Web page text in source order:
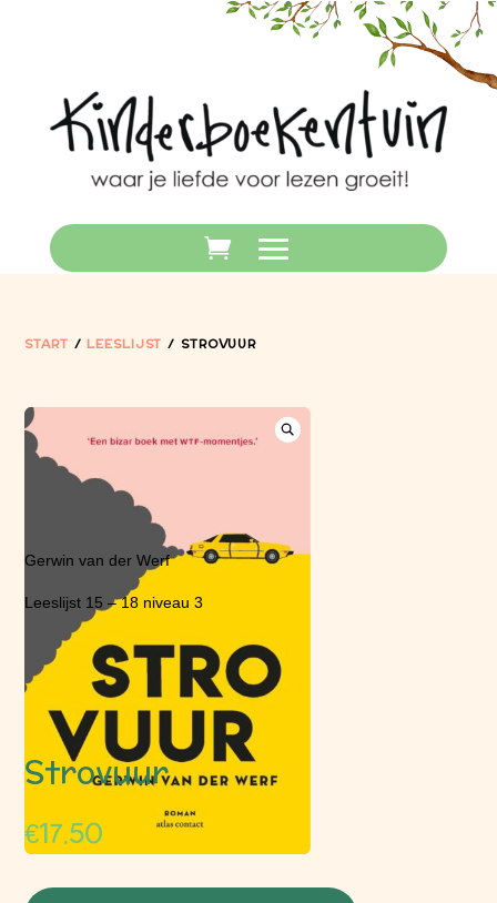
START / LEESLIJST / STROVUUR
Gerwin van der Werf
Leeslijst 15 – 18 niveau 3
Strovuur
€17.50